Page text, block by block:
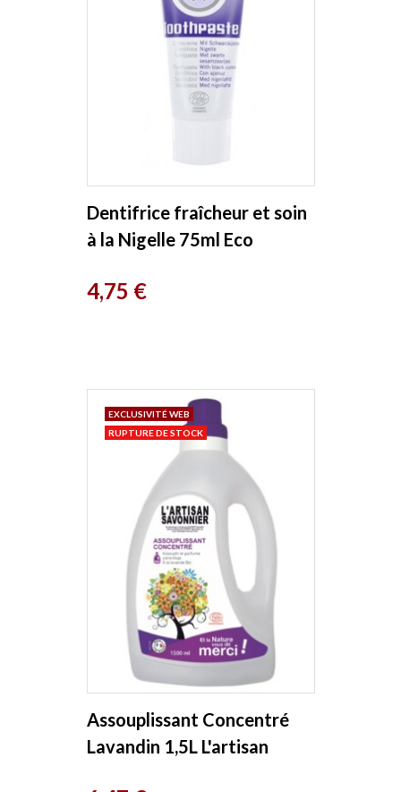
Dentifrice fraîcheur et soin
à la Nigelle 75ml Eco
Prix
4,75 €
Assouplissant Concentré
Lavandin 1,5L L'artisan
EXCLUSIVITÉ WEB
RUPTURE DE STOCK